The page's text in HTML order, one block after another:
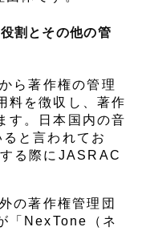
割とその他の管
ら著作権の管理
料を徴収し、著作
す。日本国内の音
と言われてお
る際にJASRAC
の著作権管理団
「 NexTone（ネ